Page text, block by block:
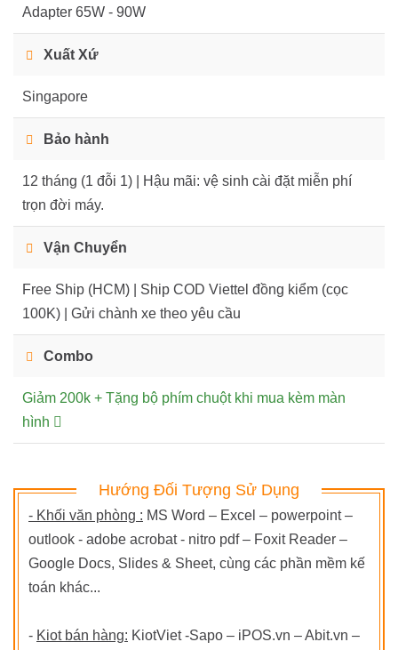
Adapter 65W - 90W
Xuất Xứ
Singapore
Bảo hành
12 tháng (1 đỗi 1) | Hậu mãi: vệ sinh cài đặt miễn phí
trọn đời máy.
Vận Chuyển
Free Ship (HCM) | Ship COD Viettel đồng kiểm (cọc
100K) | Gửi chành xe theo yêu cầu
Combo
Giảm 200k + Tặng bộ phím chuột khi mua kèm màn
hình
Hướng Đối Tượng Sử Dụng
- Khối văn phòng : MS Word – Excel – powerpoint –
outlook - adobe acrobat - nitro pdf – Foxit Reader –
Google Docs, Slides & Sheet, cùng các phần mềm kế
toán khác...
- Kiot bán hàng: KiotViet -Sapo – iPOS.vn – Abit.vn –